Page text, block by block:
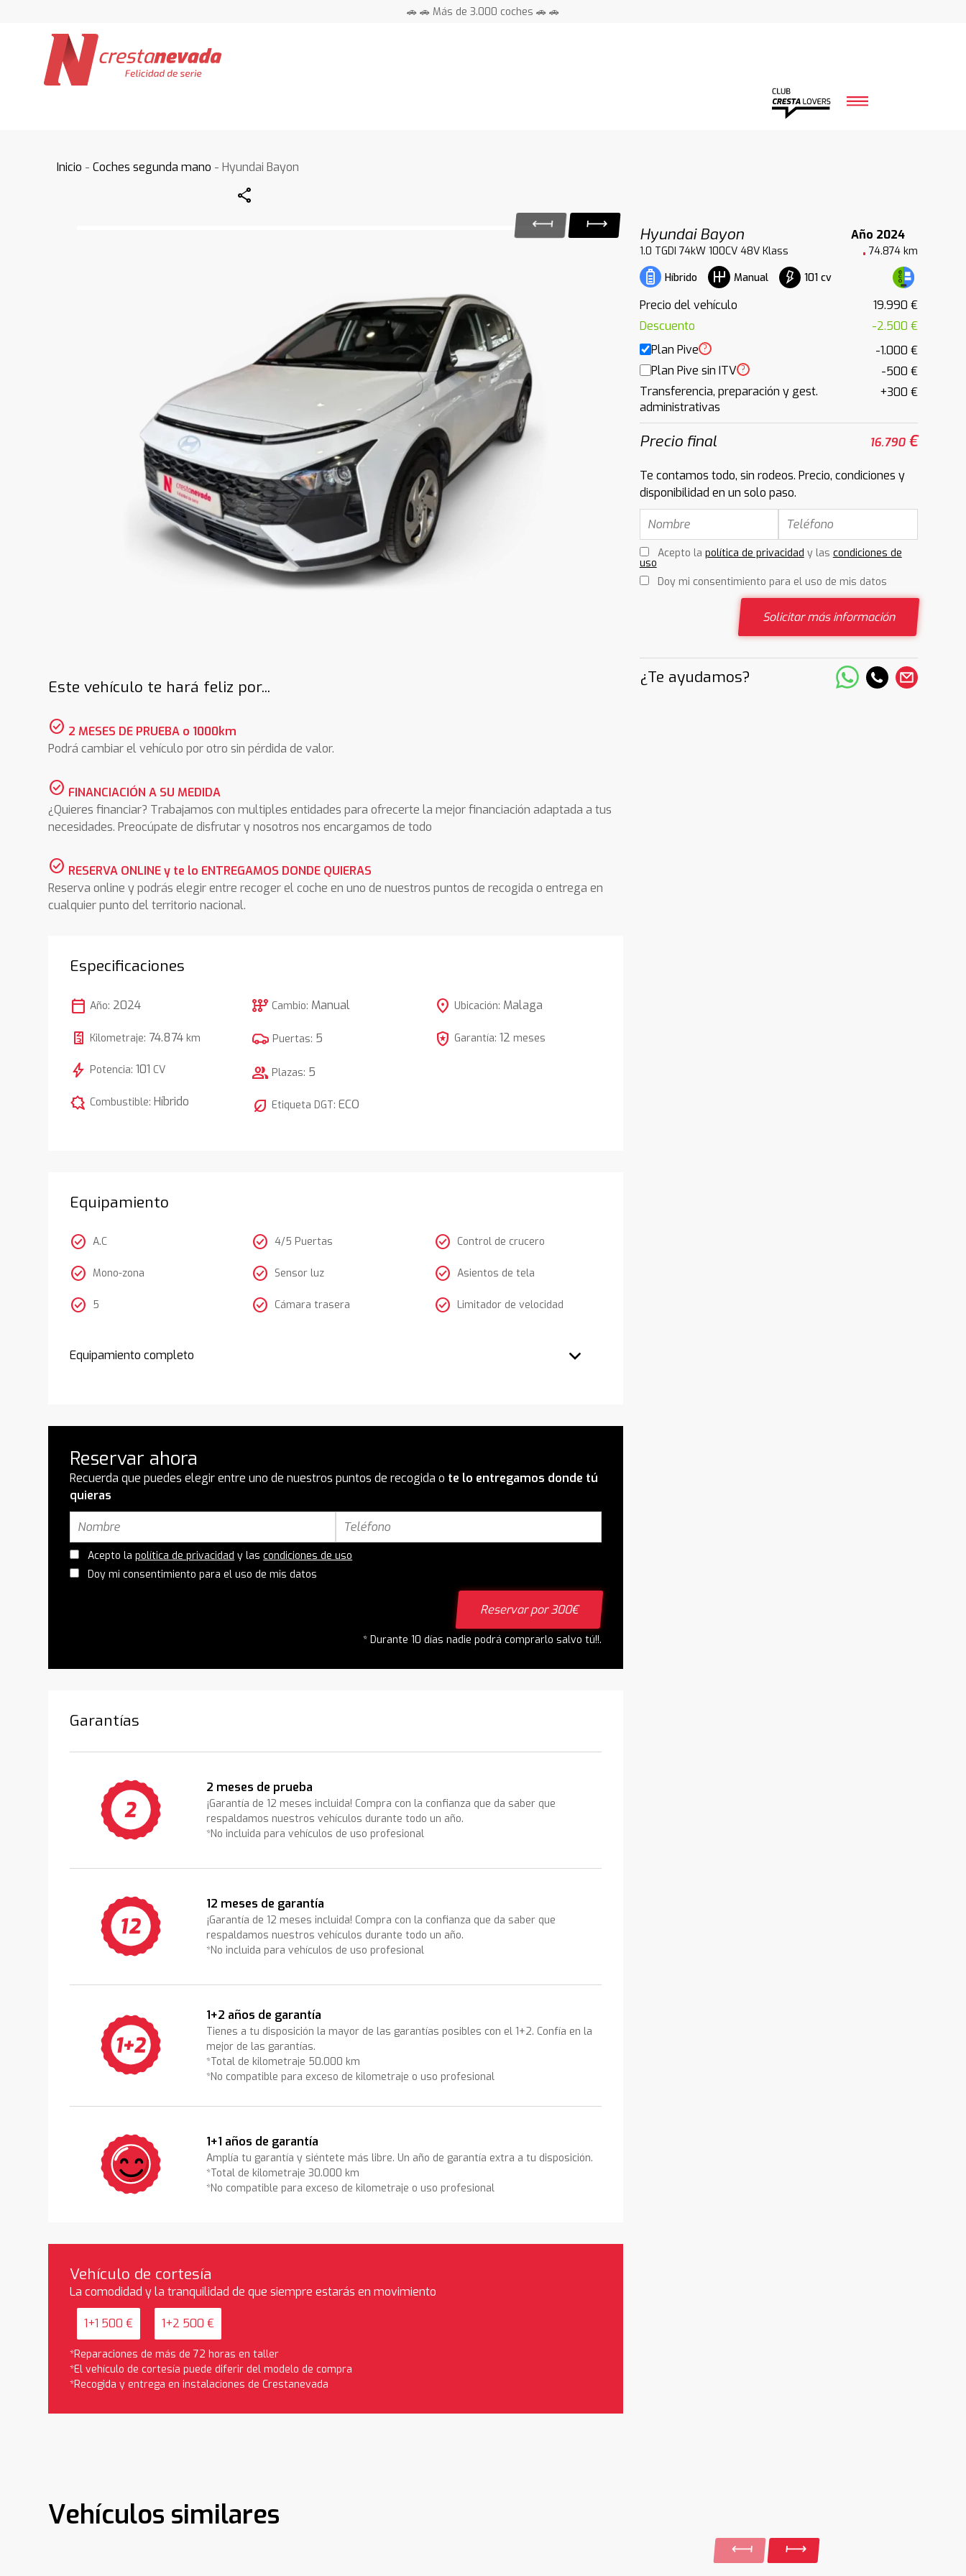
📍 Centros en toda España ⭐
Inicio -Coches segunda mano - Hyundai Bayon
Share
Hyundai Bayon
Año 2024
1.0 TGDI 74kW 100CV 48V Klass
74.874 km
Híbrido
Manual 101 cv
Precio del vehículo
19.990 €
Descuento
-2.500 €
Plan Pive ?
-1.000 €
Plan Pive sin ITV ?
-500 €
Transferencia, preparación y gest.
administrativas
+300 €
Precio final 16.790€
Te contamos todo, sin rodeos. Precio, condiciones y
disponibilidad en un solo paso.
Acepto la política de privacidad y las condiciones de
uso
Doy mi consentimiento para el uso de mis datos
Solicitar más información
¿Te ayudamos?
Este vehículo te hará feliz por...
check_circle 2 MESES DE PRUEBA o 1000km
Podrá cambiar el vehículo por otro sin pérdida de valor.
check_circle FINANCIACIÓN A SU MEDIDA
¿Quieres financiar? Trabajamos con multiples entidades para ofrecerte la mejor financiación adaptada a tus
necesidades. Preocúpate de disfrutar y nosotros nos encargamos de todo
check_circle RESERVA ONLINE y te lo ENTREGAMOS DONDE QUIERAS
Reserva online y podrás elegir entre recoger el coche en uno de nuestros puntos de recogida o entrega en
cualquier punto del territorio nacional.
Especificaciones
calendar_today Año: 2024
Kilometraje: 74.874 km
bolt Potencia:101 CV
comic_bubble Combustible:Híbrido
auto_transmission Cambio: Manual
Puertas: 5
group Plazas: 5
nest_eco_leaf Etiqueta DGT:ECO
location_on Ubicación: Malaga
local_police Garantía: 12 meses
Equipamiento
check_circle A.C
check_circle Mono-zona
check_circle 5
check_circle 4/5 Puertas
check_circle Sensor luz
check_circle Cámara trasera
check_circle Control de crucero
check_circle Asientos de tela
check_circle Limitador de velocidad
Equipamiento completo
Reservar ahora
Recuerda que puedes elegir entre uno de nuestros puntos de recogida o te lo entregamos donde tú
quieras
Acepto lapolítica de privacidad y lascondiciones de uso
Doy mi consentimiento para el uso de mis datos
Reservar por 300€
* Durante 10 días nadie podrá comprarlo salvo tú!!.
Garantías
2 meses de prueba
¡Garantía de 12 meses incluida! Compra con la confianza que da saber que
respaldamos nuestros vehículos durante todo un año.
*No incluida para vehículos de uso profesional
12 meses de garantía
¡Garantía de 12 meses incluida! Compra con la confianza que da saber que
respaldamos nuestros vehículos durante todo un año.
*No incluida para vehículos de uso profesional
1+2 años de garantía
Tienes a tu disposición la mayor de las garantías posibles con el 1+2. Confía en la
mejor de las garantías.
*Total de kilometraje 50.000 km
*No compatible para exceso de kilometraje o uso profesional
1+1 años de garantía
Amplía tu garantía y siéntete más libre. Un año de garantía extra a tu disposición.
*Total de kilometraje 30.000 km
*No compatible para exceso de kilometraje o uso profesional
Vehículo de cortesía
La comodidad y la tranquilidad de que siempre estarás en movimiento
1+1 500 € 1+2 500 €
*Reparaciones de más de 72 horas en taller
*El vehículo de cortesía puede diferir del modelo de compra
*Recogida y entrega en instalaciones de Crestanevada
Vehículos similares